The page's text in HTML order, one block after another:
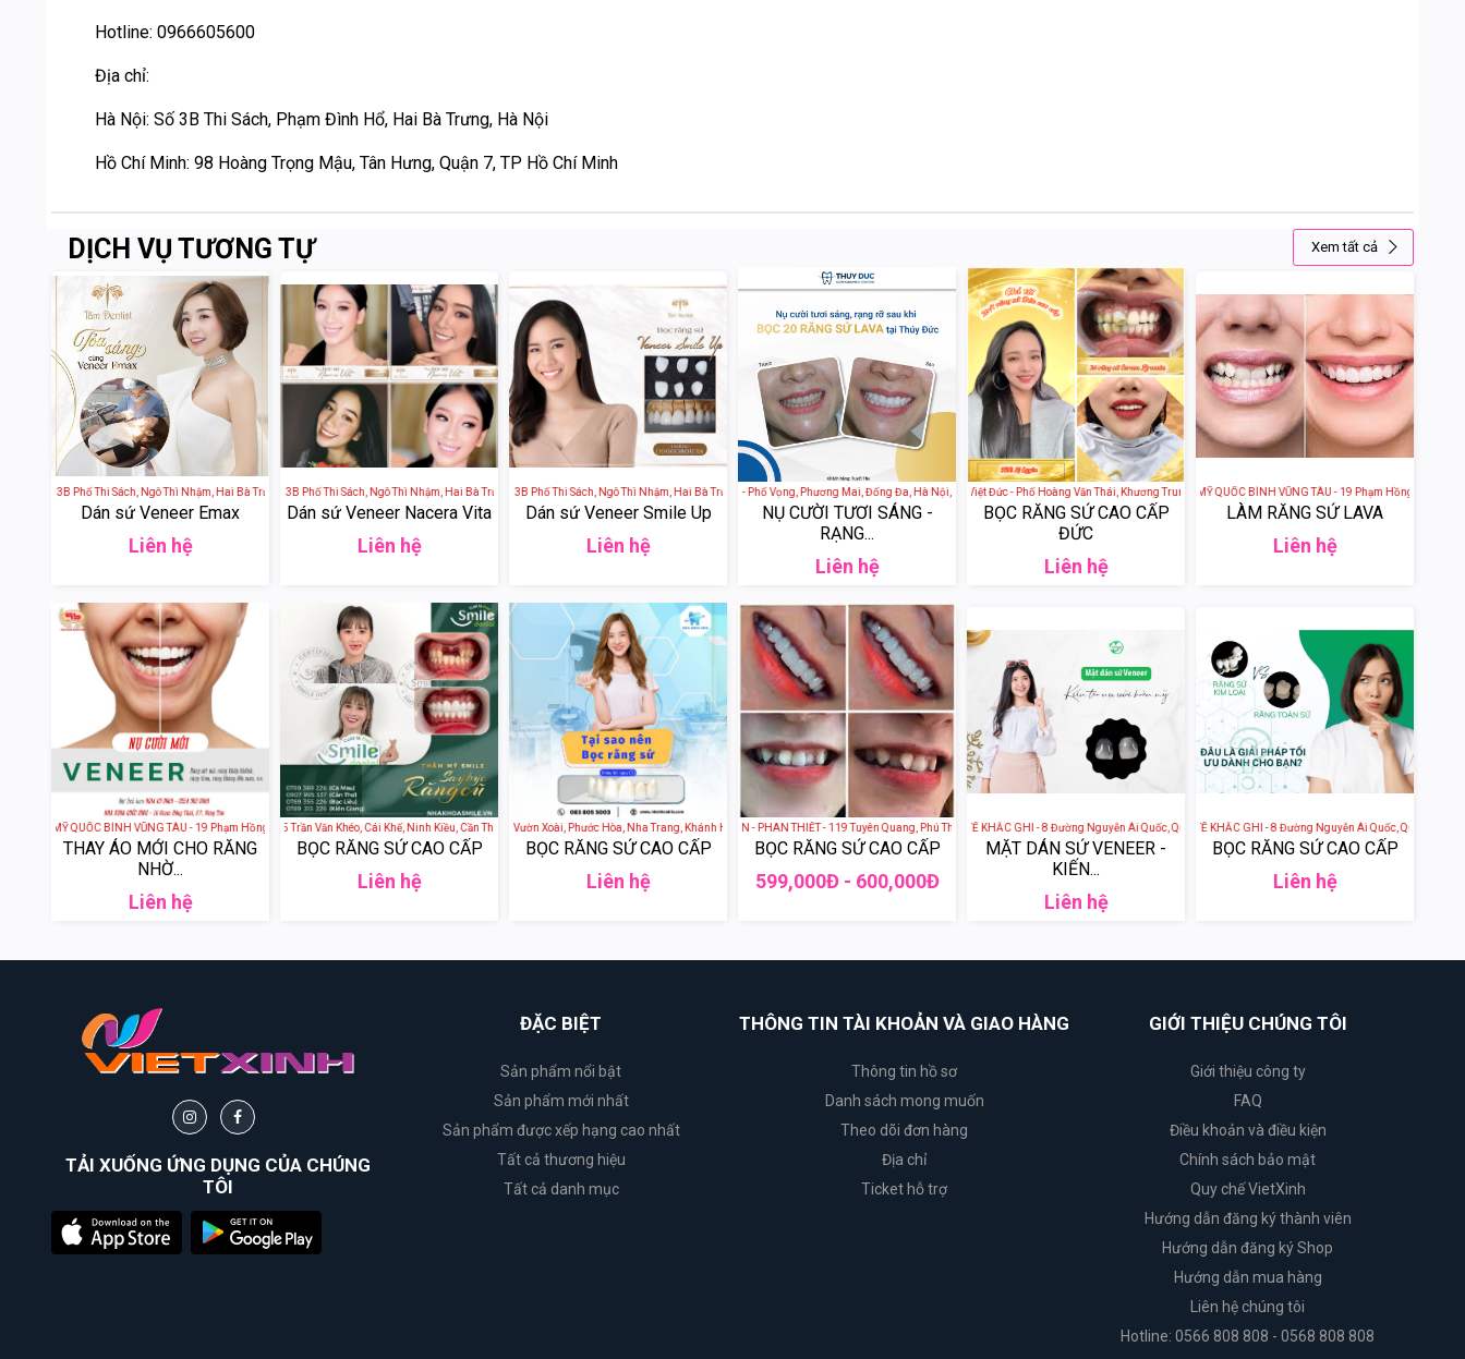
Hotline: 0966605600
Địa chỉ:
Hà Nội: Số 3B Thi Sách, Phạm Đình Hổ, Hai Bà Trưng, Hà Nội
Hồ Chí Minh: 98 Hoàng Trọng Mậu, Tân Hưng, Quận 7, TP Hồ Chí Minh
DỊCH VỤ TƯƠNG TỰ Xem tất cả
Tấm - 3B Phố Thi Sách, Ngô Thì Nhậm, Hai Bà Trưng, Hà Nội, Việt Nam
Dán sứ Veneer Emax
Liên hệ
Thẩm Mỹ Viện Tấm - 3B Phố Thi Sách, Ngô Thì Nhậm, Hai Bà Trưng, Hà Nội, Việt Nam
Dán sứ Veneer Nacera Vita
Liên hệ
Thẩm Mỹ Viện Tấm - 3B Phố Thi Sách, Ngô Thì Nhậm, Hai Bà Trưng, Hà Nội, Việt Nam
Dán sứ Veneer Smile Up
Liên hệ
Nha khoa Thúy Đức - Phố Vọng, Phương Mai, Đống Đa, Hà Nội, Việt Nam
NỤ CƯỜI TƯƠI SÁNG -
RẠNG...
Liên hệ
Nha khoa thẩm mỹ Việt Đức - Phố Hoàng Văn Thái, Khương Trung, Thanh Xuân, Hà Nội, Việt Nam
BỌC RĂNG SỨ CAO CẤP
ĐỨC
Liên hệ
NHA KHOA THẨM MỸ QUỐC BÌNH VŨNG TÀU - 19 Phạm Hồng Thái,
LÀM RĂNG SỨ LAVA
Liên hệ
MỸ QUỐC BÌNH VŨNG TÀU - 19 Phạm Hồng Thái, phường 7, Thành phố Vũng Tầu, Bà Rịa - Vũng Tàu, Việt Nam
THAY ÁO MỚI CHO RĂNG
NHỜ...
Liên hệ
SMILE CẦN THƠ - 95 Trần Văn Khéo, Cái Khế, Ninh Kiều, Cần Thơ, Việt Nam
BỌC RĂNG SỨ CAO CẤP
Liên hệ
Nha Khoa IRIS - Acc Vườn Xoài, Phước Hòa, Nha Trang, Khánh Hòa, Việt Nam
BỌC RĂNG SỨ CAO CẤP
Liên hệ
NHA KHOA SÀI GÒN - PHAN THIẾT - 119 Tuyên Quang, Phú Thủy, Thành phố Phan Thiết, Bình Thuận, Việt Nam
BỌC RĂNG SỨ CAO CẤP
599,000Đ - 600,000Đ
NHA KHOA QUỐC TẾ KHẮC GHI - 8 Đường Nguyễn Ái Quốc, Quang Vinh, Thành phố Biên Hòa, Đồng Nai, Việt Nam
MẶT DÁN SỨ VENEER -
KIẾN...
Liên hệ
NHA KHOA QUỐC TẾ KHẮC GHI - 8 Đường Nguyễn Ái Quốc, Quang Vinh,
BỌC RĂNG SỨ CAO CẤP
Liên hệ
TẢI XUỐNG ỨNG DỤNG CỦA CHÚNG
TÔI
ĐẶC BIỆT
Sản phẩm nổi bật
Sản phẩm mới nhất
Sản phẩm được xếp hạng cao nhất
Tất cả thương hiệu
Tất cả danh mục
THÔNG TIN TÀI KHOẢN VÀ GIAO HÀNG
Thông tin hồ sơ
Danh sách mong muốn
Theo dõi đơn hàng
Địa chỉ
Ticket hỗ trợ
GIỚI THIỆU CHÚNG TÔI
Giới thiệu công ty
FAQ
Điều khoản và điều kiện
Chính sách bảo mật
Quy chế VietXinh
Hướng dẫn đăng ký thành viên
Hướng dẫn đăng ký Shop
Hướng dẫn mua hàng
Liên hệ chúng tôi
Hotline: 0566 808 808 - 0568 808 808